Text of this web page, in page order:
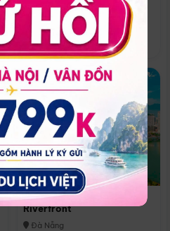
Quoc
Phú Quốc
★ 5.0
Melia Vinpearl Danang
Riverfront
Đà Nẵng